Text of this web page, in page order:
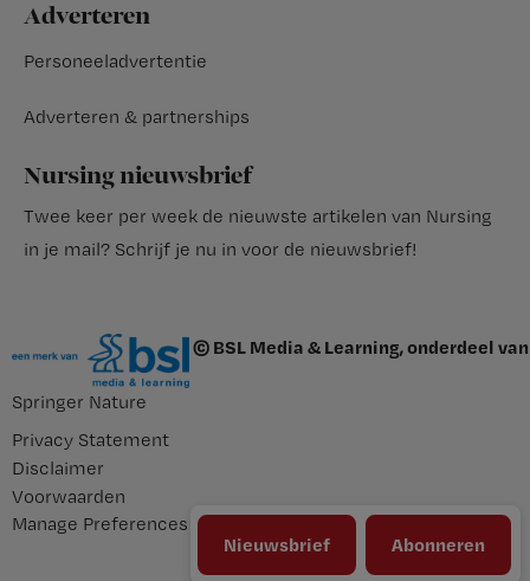
Nieuwsbrief Abonneren
Adverteren
Personeeladvertentie
Adverteren & partnerships
Nursing nieuwsbrief
Twee keer per week de nieuwste artikelen van Nursing
in je mail? Schrijf je nu in voor de nieuwsbrief!
© BSL Media & Learning, onderdeel van
Springer Nature
Privacy Statement
Disclaimer
Voorwaarden
Manage Preferences